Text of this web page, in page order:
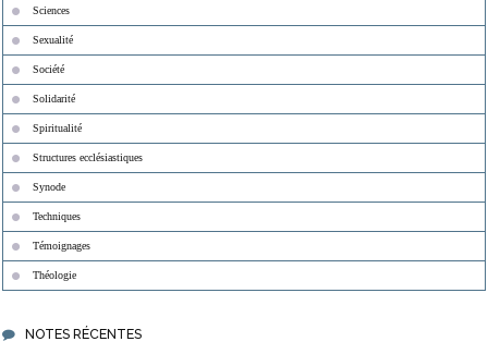
Sciences
Sexualité
Société
Solidarité
Spiritualité
Structures ecclésiastiques
Synode
Techniques
Témoignages
Théologie
NOTES RÉCENTES